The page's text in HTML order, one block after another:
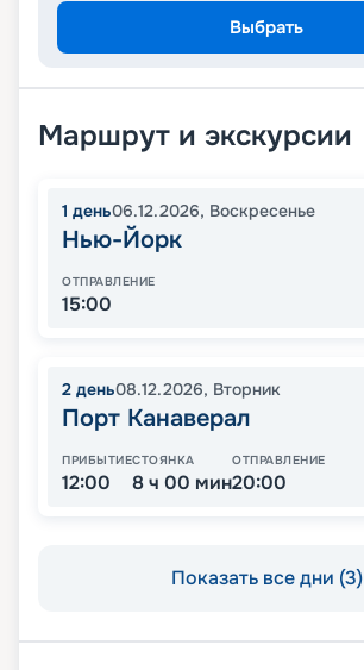
Выбрать
Маршрут и экскурсии
1 день06.12.2026, Воскресенье
Нью-Йорк
ОТПРАВЛЕНИЕ
15:00
2 день08.12.2026, Вторник
Порт Канаверал
ПРИБЫТИЕ
12:00
СТОЯНКА
8 ч 00 мин
ОТПРАВЛЕНИЕ
20:00
Показать все дни (3)